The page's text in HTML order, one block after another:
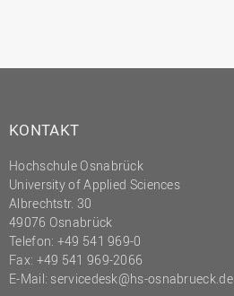
KONTAKT
Hochschule Osnabrück
University of Applied Sciences
Albrechtstr. 30
49076 Osnabrück
Telefon: +49 541 969-0
Fax: +49 541 969-2066
E-Mail: servicedesk@hs-osnabrueck.de